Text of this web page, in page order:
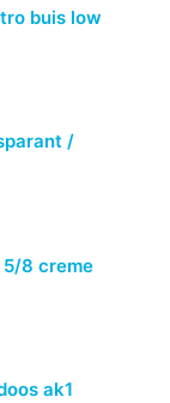
buis low
/
8 creme
ak1